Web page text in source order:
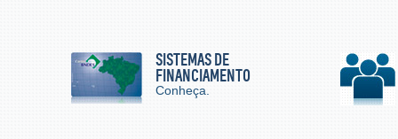
SISTEMAS DE
FINANCIAMENTO
Conheça.